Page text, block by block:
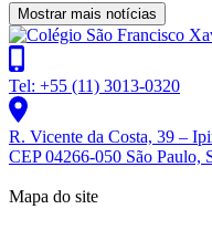
Mostrar mais notícias
Tel: +55 (11) 3013-0320
R. Vicente da Costa, 39 –
CEP 04266-050 São Paulo,
Mapa do site